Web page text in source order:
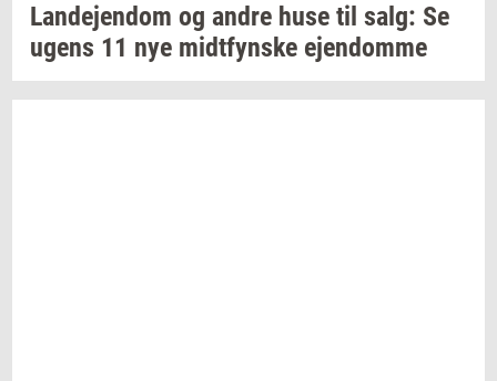
Lan­de­jen­dom og andre huse til salg: Se
ugens 11 nye midt­fyn­s­ke ejen­dom­me